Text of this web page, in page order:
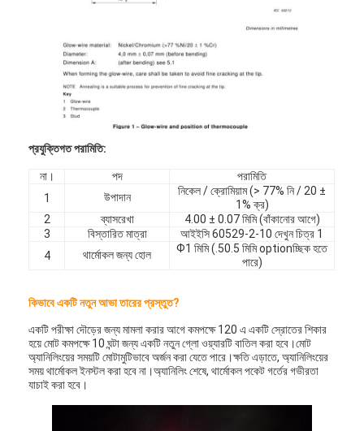
প্রযুক্তিগত পরামিতি:
না। পদ
পরামিতি
1
উপাদান
নিকেল / ক্রোমিয়াম (> 77% নি / 20 ±
1% ক্র)
2
ব্যাসরেখা
4.00 ± 0.07 মিমি (বাঁকানোর আগে)
3
বিস্তারিত মাত্রা
আইইসি 60529-2-10 দেখুন চিত্র 1
4
থার্মোকল জন্য হোল
Ф1 মিমি (.50.5 মিমি optionচ্ছিক হতে
পারে)
কিভাবে একটি নতুন আভা তারের প্রস্তুত?
একটি পরীক্ষা দৌড়ের জন্য মামলা করার আগে কমপক্ষে 120 এ একটি স্রোতের শিকার
হয়ে মোট কমপক্ষে 10 ঘন্টা জন্য একটি নতুন গ্লো ওয়্যারটি বাতিল করা হবে।মোট
অ্যানিলিংয়ের সময়টি মোটামুটিভাবে অর্জন করা যেতে পারে।ক্ষতি এড়াতে, অ্যানিলিংয়ের
সময় থার্মোকল ইনস্টল করা হবে না।অ্যানিলিং শেষে, থার্মোকল পকেট গর্তের গভীরতা
যাচাই করা হবে।